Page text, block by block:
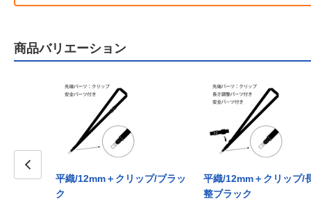
商品バリエーション
平織/12mm＋クリップ/ブラッ
ク
平織/12mm＋クリップ/
整ブラック